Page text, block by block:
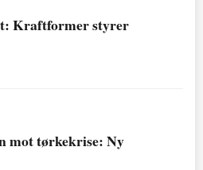
Kraftformer styrer
mot tørkekrise: Ny